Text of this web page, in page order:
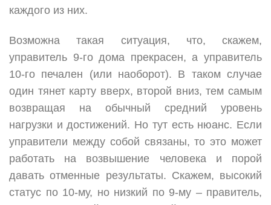
каждого из них.
Возможна такая ситуация, что, скажем,
управитель 9-го дома прекрасен, а управитель
10-го печален (или наоборот). В таком случае
один тянет карту вверх, второй вниз, тем самым
возвращая на обычный средний уровень
нагрузки и достижений. Но тут есть нюанс. Если
управители между собой связаны, то это может
работать на возвышение человека и порой
давать отменные результаты. Скажем, высокий
статус по 10-му, но низкий по 9-му – правитель,